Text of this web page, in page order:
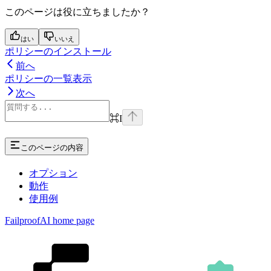
このページは役に立ちましたか？
はい いいえ
ポリシーのインストール
前へ
ポリシーの一覧表示
次へ
⌘I
このページの内容
オプション
動作
使用例
FailproofAI home page